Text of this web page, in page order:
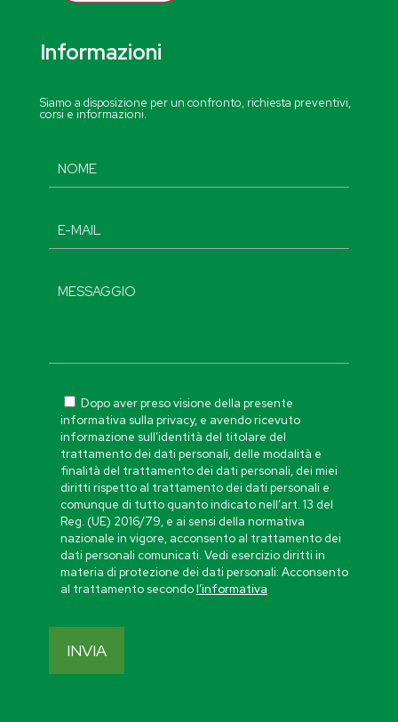
Informazioni
Siamo a disposizione per un confronto, richiesta preventivi,
corsi e informazioni.
Dopo aver preso visione della presente
informativa sulla privacy, e avendo ricevuto
informazione sull’identità del titolare del
trattamento dei dati personali, delle modalità e
finalità del trattamento dei dati personali, dei miei
diritti rispetto al trattamento dei dati personali e
comunque di tutto quanto indicato nell’art. 13 del
Reg. (UE) 2016/79, e ai sensi della normativa
nazionale in vigore, acconsento al trattamento dei
dati personali comunicati. Vedi esercizio diritti in
materia di protezione dei dati personali: Acconsento
al trattamento secondol’informativa